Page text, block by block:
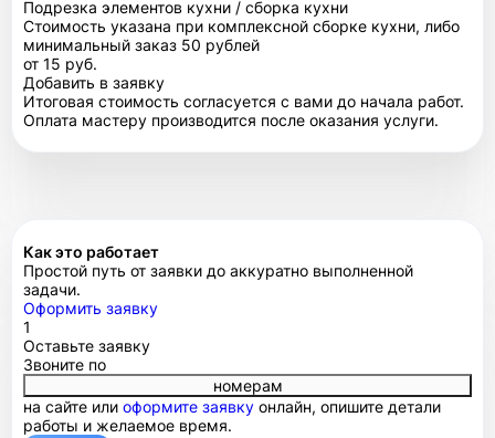
Подрезка элементов кухни / сборка кухни
Стоимость указана при комплексной сборке кухни, либо
минимальный заказ 50 рублей
от 15 руб.
Добавить в заявку
Итоговая стоимость согласуется с вами до начала работ.
Оплата мастеру производится после оказания услуги.
Как это работает
Простой путь от заявки до аккуратно выполненной
задачи.
Оформить заявку
1
Оставьте заявку
Звоните по
номерам
на сайте или оформите заявку онлайн, опишите детали
работы и желаемое время.